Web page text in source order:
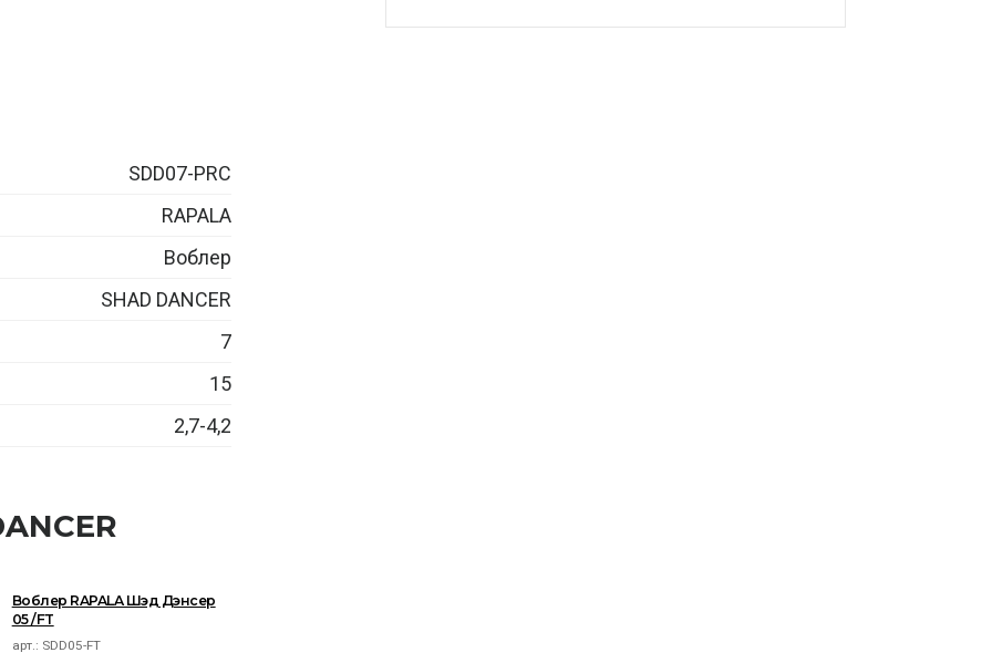
SDD07-PRC
RAPALA
Воблер
SHAD DANCER
7
15
2,7-4,2
Воблер RAPALA Шэд Дэнсер
05 /FT
арт.: SDD05-FT